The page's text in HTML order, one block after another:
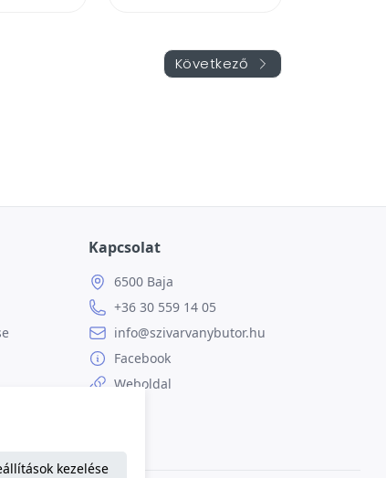
Következő
Kapcsolat
6500 Baja
+36 30 559 14 05
info@szivarvanybutor.hu
Facebook
Weboldal
kezelése